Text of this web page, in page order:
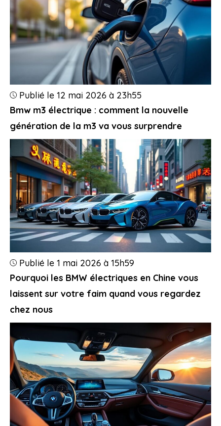
Bmw m3 électrique : comment la nouvelle
génération de la m3 va vous surprendre
Publié le 12 mai 2026 à 23h55
Pourquoi les BMW électriques en Chine vous
laissent sur votre faim quand vous regardez
chez nous
Publié le 1 mai 2026 à 15h59